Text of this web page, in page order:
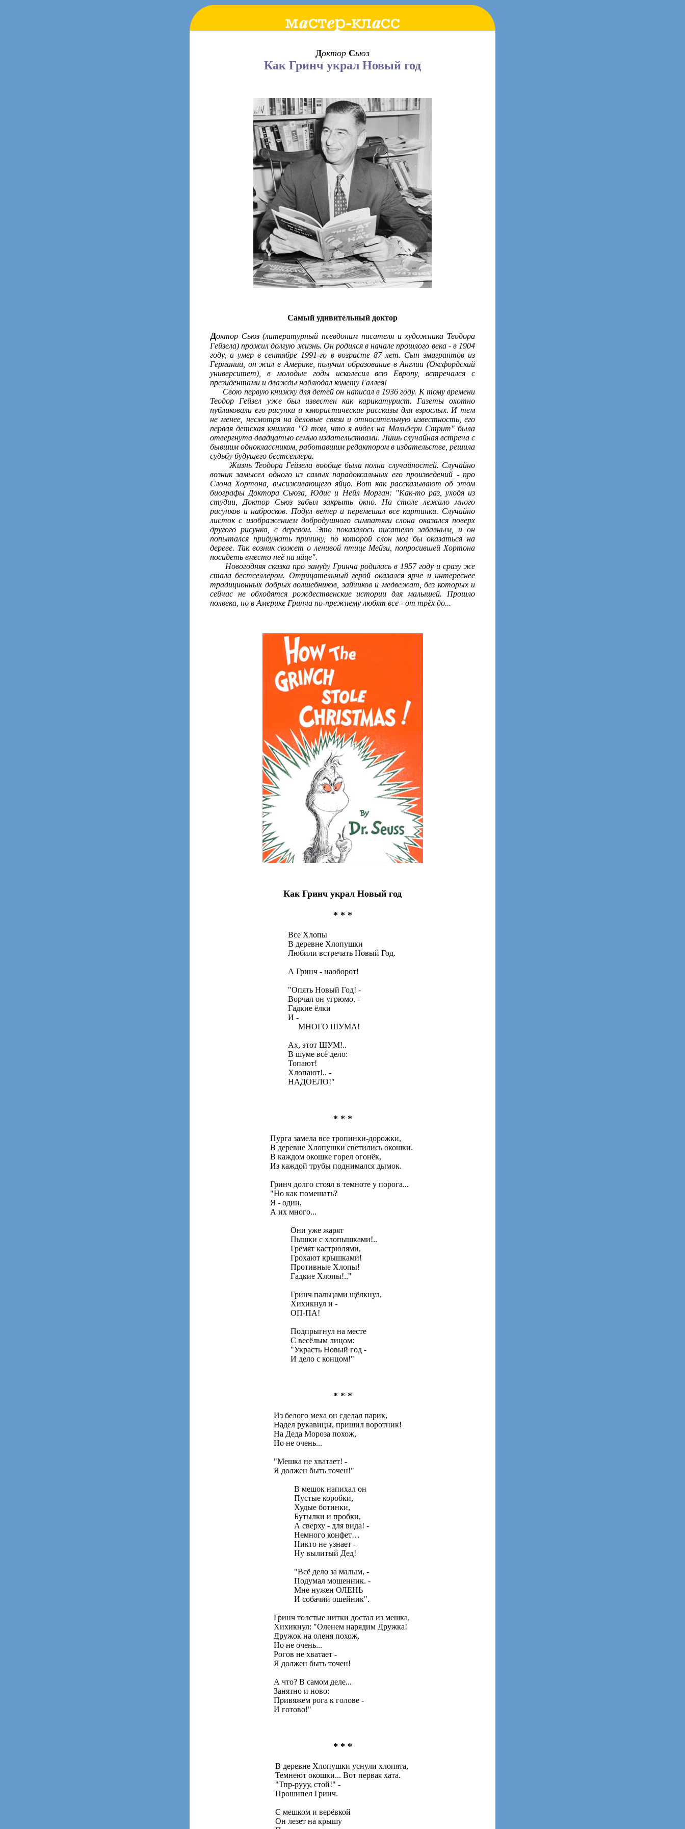
Доктор Сьюз
Как Гринч украл Новый год
Самый удивительный доктор
Доктор Сьюз (литературный псевдоним писателя и художника Теодора
Гейзела) прожил долгую жизнь. Он родился в начале прошлого века - в 1904
году, а умер в сентябре 1991-го в возрасте 87 лет. Сын эмигрантов из
Германии, он жил в Америке, получил образование в Англии (Оксфордский
университет), в молодые годы исколесил всю Европу, встречался с
президентами и дважды наблюдал комету Галлея!
Свою первую книжку для детей он написал в 1936 году. К тому времени
Теодор Гейзел уже был известен как карикатурист. Газеты охотно
публиковали его рисунки и юмористические рассказы для взрослых. И тем
не менее, несмотря на деловые связи и относительную известность, его
первая детская книжка "О том, что я видел на Мальбери Стрит" была
отвергнута двадцатью семью издательствами. Лишь случайная встреча с
бывшим одноклассником, работавшим редактором в издательстве, решила
судьбу будущего бестселлера.
Жизнь Теодора Гейзела вообще была полна случайностей. Случайно
возник замысел одного из самых парадоксальных его произведений - про
Слона Хортона, высиживающего яйцо. Вот как рассказывают об этом
биографы Доктора Сьюза, Юдис и Нейл Морган: "Как-то раз, уходя из
студии, Доктор Сьюз забыл закрыть окно. На столе лежало много
рисунков и набросков. Подул ветер и перемешал все картинки. Случайно
листок с изображением добродушного симпатяги слона оказался поверх
другого рисунка, с деревом. Это показалось писателю забавным, и он
попытался придумать причину, по которой слон мог бы оказаться на
дереве. Так возник сюжет о ленивой птице Мейзи, попросившей Хортона
посидеть вместо неё на яйце".
Новогодняя сказка про зануду Гринча родилась в 1957 году и сразу же
стала бестселлером. Отрицательный герой оказался ярче и интереснее
традиционных добрых волшебников, зайчиков и медвежат, без которых и
сейчас не обходятся рождественские истории для малышей. Прошло
полвека, но в Америке Гринча по-прежнему любят все - от трёх до...
Как Гринч украл Новый год
* * *
Все Хлопы
В деревне Хлопушки
Любили встречать Новый Год.
А Гринч - наоборот!
"Опять Новый Год! -
Ворчал он угрюмо. -
Гадкие ёлки
И -
МНОГО ШУМА!
Ах, этот ШУМ!..
В шуме всё дело:
Топают!
Хлопают!.. -
НАДОЕЛО!"
* * *
Пурга замела все тропинки-дорожки,
В деревне Хлопушки светились окошки.
В каждом окошке горел огонёк,
Из каждой трубы поднимался дымок.
Гринч долго стоял в темноте у порога...
"Но как помешать?
Я - один,
А их много...
Они уже жарят
Пышки с хлопышками!..
Гремят кастрюлями,
Грохают крышками!
Противные Хлопы!
Гадкие Хлопы!.."
Гринч пальцами щёлкнул,
Хихикнул и -
ОП-ПА!
Подпрыгнул на месте
С весёлым лицом:
"Украсть Новый год -
И дело с концом!"
* * *
Из белого меха он сделал парик,
Надел рукавицы, пришил воротник!
На Деда Мороза похож,
Но не очень...
"Мешка не хватает! -
Я должен быть точен!"
В мешок напихал он
Пустые коробки,
Худые ботинки,
Бутылки и пробки,
А сверху - для вида! -
Немного конфет…
Никто не узнает -
Ну вылитый Дед!
"Всё дело за малым, -
Подумал мошенник. -
Мне нужен ОЛЕНЬ
И собачий ошейник".
Гринч толстые нитки достал из мешка,
Хихикнул: "Оленем нарядим Дружка!
Дружок на оленя похож,
Но не очень...
Рогов не хватает -
Я должен быть точен!
А что? В самом деле...
Занятно и ново:
Привяжем рога к голове -
И готово!"
* * *
В деревне Хлопушки уснули хлопята,
Темнеют окошки... Вот первая хата.
"Тпр-рууу, стой!" -
Прошипел Гринч.
С мешком и верёвкой
Он лезет на крышу